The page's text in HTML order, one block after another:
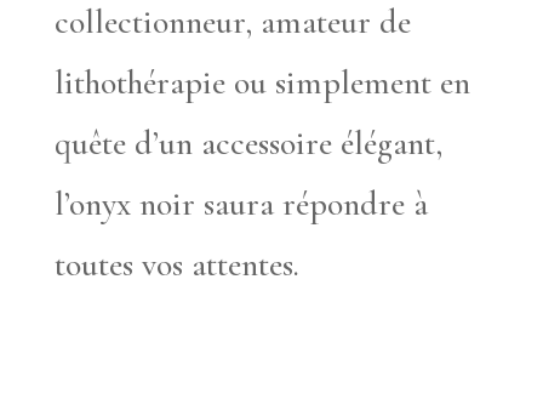
collectionneur, amateur de
lithothérapie ou simplement en
quête d’un accessoire élégant,
l’onyx noir saura répondre à
toutes vos attentes.